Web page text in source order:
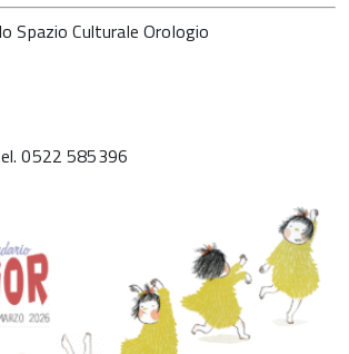
Spazio Culturale Orologio
0522 585396